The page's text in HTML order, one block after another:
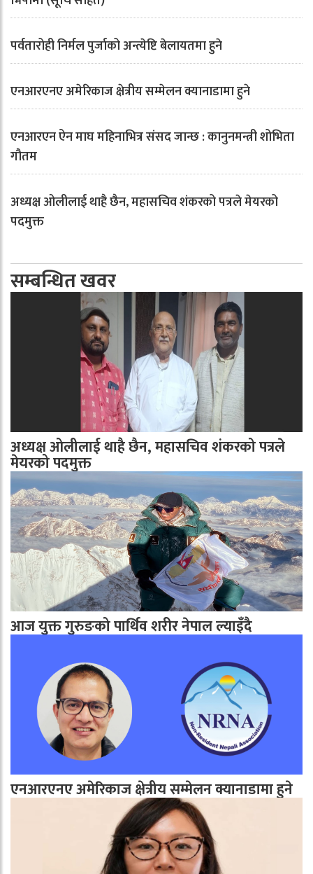
पर्वतारोही निर्मल पुर्जाको अन्त्येष्टि बेलायतमा हुने
एनआरएनए अमेरिकाज क्षेत्रीय सम्मेलन क्यानाडामा हुने
एनआरएन ऐन माघ महिनाभित्र संसद जान्छ : कानुनमन्त्री शोभिता
गौतम
अध्यक्ष ओलीलाई थाहै छैन, महासचिव शंकरको पत्रले मेयरको
पदमुक्त
सम्बन्धित खवर
अध्यक्ष ओलीलाई थाहै छैन, महासचिव शंकरको पत्रले
मेयरको पदमुक्त
आज युक्त गुरुङको पार्थिव शरीर नेपाल ल्याइँदै
एनआरएनए अमेरिकाज क्षेत्रीय सम्मेलन क्यानाडामा हुने